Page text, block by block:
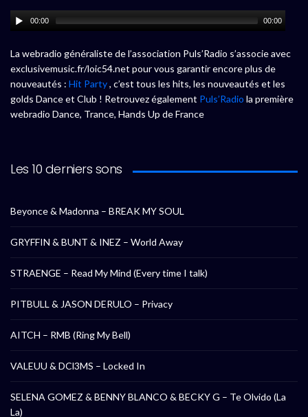
00:00 00:00
La webradio généraliste de l’association Puls’Radio s’associe avec
exclusivemusic.fr/loic54.net pour vous garantir encore plus de
nouveautés : Hit Party, c’est tous les hits, les nouveautés et les
golds Dance et Club ! Retrouvez également Puls’Radio la première
webradio Dance, Trance, Hands Up de France
Les 10 derniers sons
Beyonce & Madonna – BREAK MY SOUL
GRYFFIN & BUNT & INEZ – World Away
STRAENGE – Read My Mind (Every time I talk)
PITBULL & JASON DERULO – Privacy
AITCH – RMB (Ring My Bell)
VALEUU & DCl3MS – Locked In
SELENA GOMEZ & BENNY BLANCO & BECKY G – Te Olvido (La
La)